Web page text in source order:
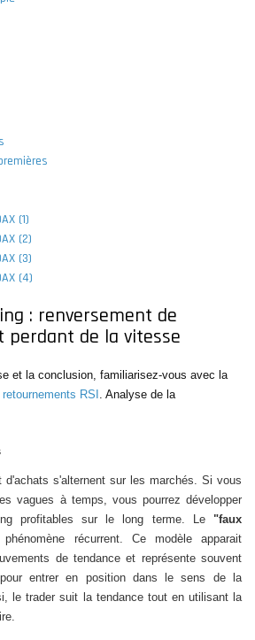
(1)
(2)
(3)
(4)
: renversement de
perdant de la vitesse
et la conclusion, familiarisez-vous avec la
retournements RSI
. Analyse de la
d'achats s'alternent sur les marchés. Si vous
vagues à temps, vous pourrez développer
profitables sur le long terme. Le "faux
récurrent. Ce modèle apparait
de tendance et représente souvent
entrer en position dans le sens de la
le trader suit la tendance tout en utilisant la